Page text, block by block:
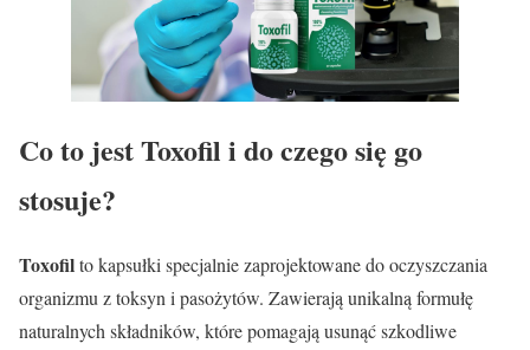
Co to jest Toxofil i do czego się go
stosuje?
Toxofilto kapsułki specjalnie zaprojektowane do oczyszczania
organizmu z toksyn i pasożytów. Zawierają unikalną formułę
naturalnych składników, które pomagają usunąć szkodliwe